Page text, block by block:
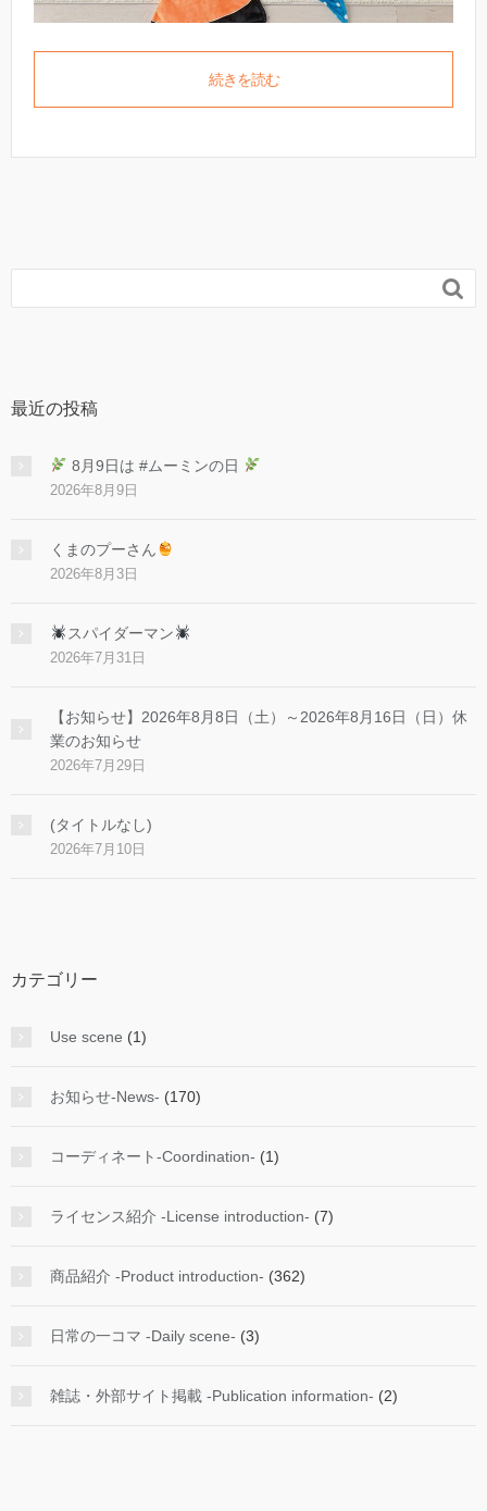
続きを読む

最近の投稿
8月9日は #ムーミンの日
2026年8月9日
くまのプーさん
2026年8月3日
スパイダーマン
2026年7月31日
【お知らせ】2026年8月8日（土）～2026年8月16日（日）休
業のお知らせ
2026年7月29日
(タイトルなし)
2026年7月10日
カテゴリー
Use scene (1)
お知らせ-News- (170)
コーディネート-Coordination- (1)
ライセンス紹介 -License introduction- (7)
商品紹介 -Product introduction- (362)
日常の一コマ -Daily scene- (3)
雑誌・外部サイト掲載 -Publication information- (2)